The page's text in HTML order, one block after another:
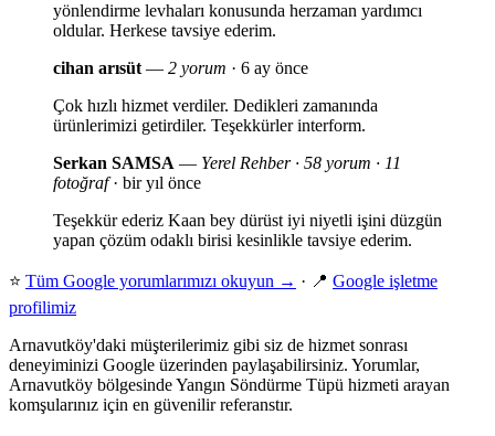
yönlendirme levhaları konusunda herzaman yardımcı
oldular. Herkese tavsiye ederim.
cihan arısüt— 2 yorum · 6 ay önce
Çok hızlı hizmet verdiler. Dedikleri zamanında
ürünlerimizi getirdiler. Teşekkürler interform.
Serkan SAMSA — Yerel Rehber · 58 yorum · 11
fotoğraf· bir yıl önce
Teşekkür ederiz Kaan bey dürüst iyi niyetli işini düzgün
yapan çözüm odaklı birisi kesinlikle tavsiye ederim.
⭐ Tüm Google yorumlarımızı okuyun → · 📍 Google işletme
profilimiz
Arnavutköy'daki müşterilerimiz gibi siz de hizmet sonrası
deneyiminizi Google üzerinden paylaşabilirsiniz. Yorumlar,
Arnavutköy bölgesinde Yangın Söndürme Tüpü hizmeti arayan
komşularınız için en güvenilir referanstır.